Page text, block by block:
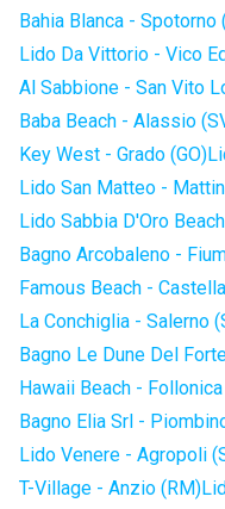
Bahia Blanca - Spotorno
Lido Da Vittorio - Vico
Al Sabbione - San Vito
Baba Beach - Alassio
Key West - Grado (GO)
Lido San Matteo -
Lido Sabbia D'Oro
Bagno Arcobaleno -
Famous Beach -
La Conchiglia - Salerno
Bagno Le Dune Del
Hawaii Beach - Follonica
Bagno Elia Srl -
Lido Venere - Agropoli
T-Village - Anzio (RM)